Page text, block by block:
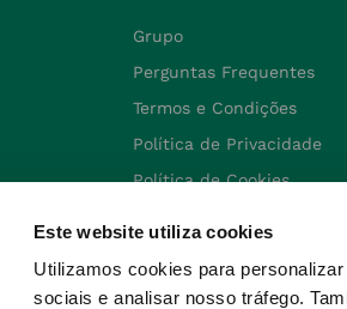
Este website utiliza cookies
Utilizamos cookies para
sociais e analisar nosso tráfego.
Grupo
Perguntas Frequentes
Termos e Condições
Política de Privacidade
Política de Cookies